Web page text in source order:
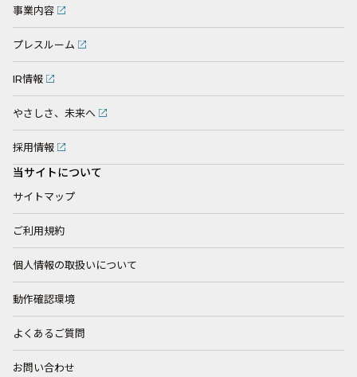
事業内容
プレスルーム
IR情報
やさしさ、未来へ
採用情報
当サイトについて
サイトマップ
ご利用規約
個人情報の取扱いについて
動作確認環境
よくあるご質問
お問い合わせ